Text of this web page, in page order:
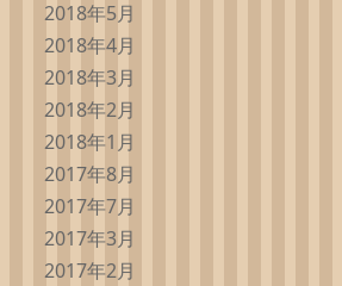
2018年5月
2018年4月
2018年3月
2018年2月
2018年1月
2017年8月
2017年7月
2017年3月
2017年2月